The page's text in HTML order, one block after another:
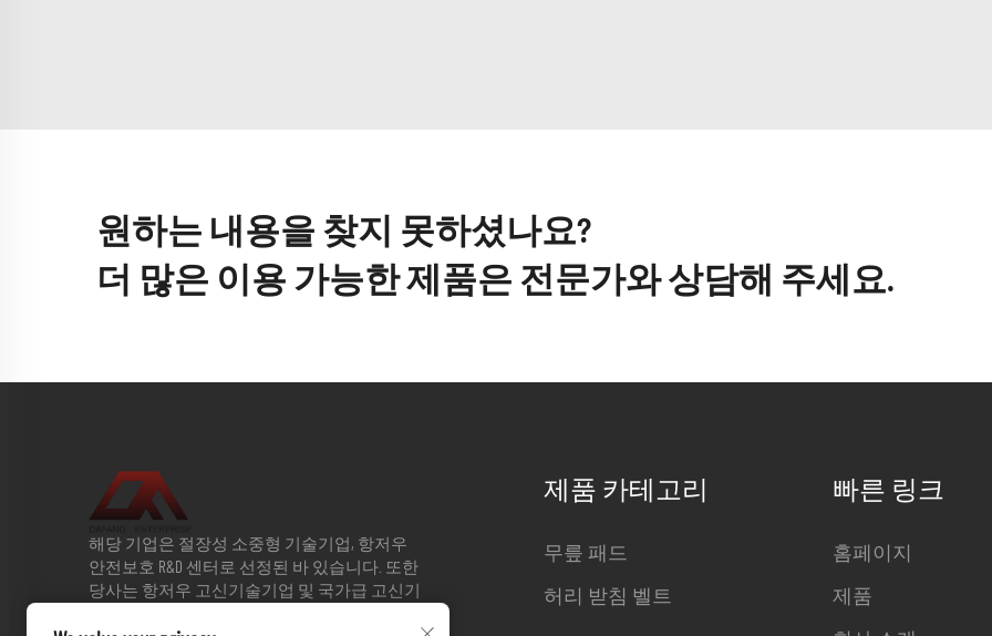
원하는 내용을 찾지 못하셨나요?
더 많은 이용 가능한 제품은 전문가와 상담해 주세요.
해당 기업은 절장성 소중형 기술기업, 항저우
안전보호 R&D 센터로 선정된 바 있습니다. 또한
당사는 항저우 고신기술기업 및 국가급 고신기
제품 카테고리
무릎 패드
허리 받침 벨트
빠른 링크
홈페이지
제품